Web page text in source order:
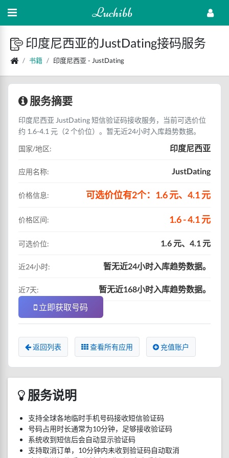
Luchibb
印度尼西亚的JustDating接码服务
书籍 印度尼西亚 - JustDating
服务摘要
印度尼西亚 JustDating 短信验证码接收服务，当前可选价位
约 1.6-4.1 元（2 个价位）。暂无近24小时入库趋势数据。
国家/地区:
印度尼西亚
应用名称: JustDating
价格信息: 可选价位有2个：1.6 元、4.1 元
价格区间: 1.6 - 4.1 元
可选价位: 1.6 元、4.1 元
近24小时: 暂无近24小时入库趋势数据。
近7天:
暂无近168小时入库趋势数据。
立即获取号码
返回列表 查看所有应用 充值账户
服务说明
支持全球各地临时手机号码接收短信验证码
号码占用时长通常为10分钟，足够接收验证码
系统收到短信后会自动显示验证码
支持取消订单，10分钟内未收到验证码自动取消